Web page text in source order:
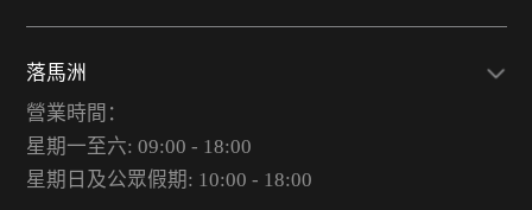
落馬洲
營業時間：
星期一至六: 09:00 - 18:00
星期日及公眾假期: 10:00 - 18:00